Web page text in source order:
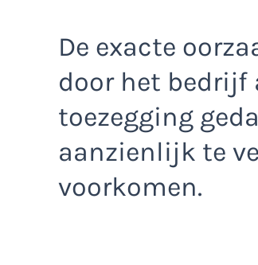
De exacte
door het bedrijf
toezegging
aanzienlijk te
voorkomen.